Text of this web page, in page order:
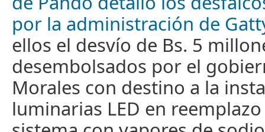
por la administración de
ellos el desvío de Bs. 5
desembolsados por el
Morales con destino a la
luminarias LED en